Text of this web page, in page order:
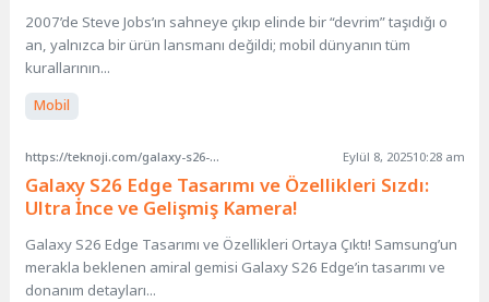
2007’de Steve Jobs’ın sahneye çıkıp elinde bir “devrim” taşıdığı o
an, yalnızca bir ürün lansmanı değildi; mobil dünyanın tüm
kurallarının...
Mobil
https://teknoji.com/galaxy-s26-edge-tasarimi-ozellikleri/ Eylül 8, 202510:28 am
Galaxy S26 Edge Tasarımı ve Özellikleri Sızdı:
Ultra İnce ve Gelişmiş Kamera!
Galaxy S26 Edge Tasarımı ve Özellikleri Ortaya Çıktı! Samsung’un
merakla beklenen amiral gemisi Galaxy S26 Edge’in tasarımı ve
donanım detayları...